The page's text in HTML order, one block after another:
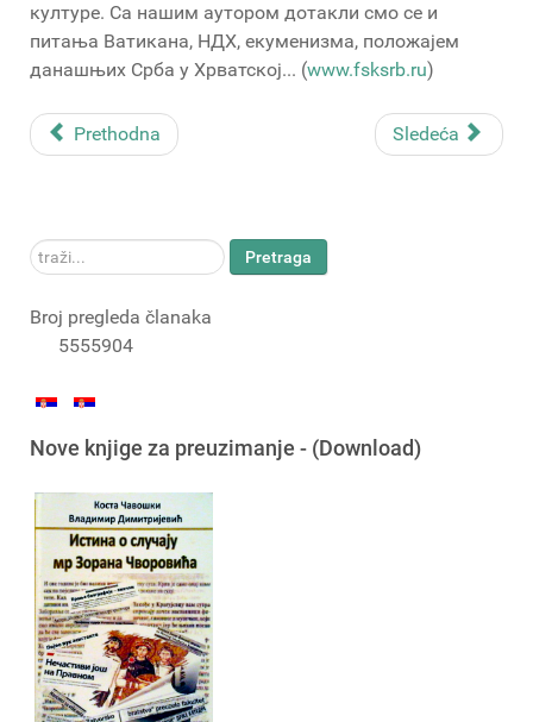
културе. Са нашим аутором дотакли смо се и
питања Ватикана, НДХ, екуменизма, положајем
данашњих Срба у Хрватској... (www.fsksrb.ru)
Prethodna Sledeća
traži... Pretraga
Broj pregleda članaka
5555904
Nove knjige za preuzimanje - (Download)